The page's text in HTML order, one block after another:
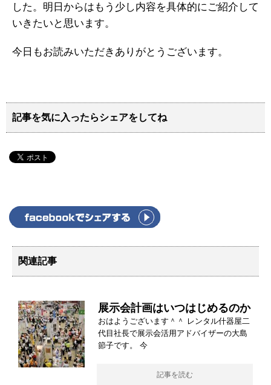
した。明日からはもう少し内容を具体的にご紹介して
いきたいと思います。
今日もお読みいただきありがとうございます。
記事を気に入ったらシェアをしてね
関連記事
展示会計画はいつはじめるのか
おはようございます＾＾ レンタル什器屋二
代目社長で展示会活用アドバイザーの大島
節子です。 今
記事を読む